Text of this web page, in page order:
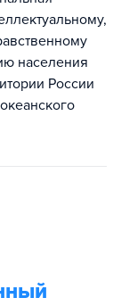
населения
России